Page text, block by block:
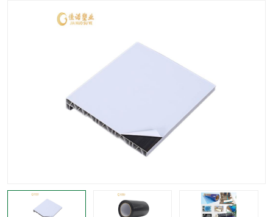
乳白保护膜
明蓝保护膜
彩钢板保护膜
两边上胶保护膜